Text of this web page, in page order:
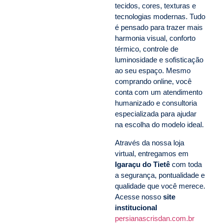
tecidos, cores, texturas e
tecnologias modernas. Tudo
é pensado para trazer mais
harmonia visual, conforto
térmico, controle de
luminosidade e sofisticação
ao seu espaço. Mesmo
comprando online, você
conta com um atendimento
humanizado e consultoria
especializada para ajudar
na escolha do modelo ideal.
Através da nossa loja
virtual, entregamos em
Igaraçu do Tietê com toda
a segurança, pontualidade e
qualidade que você merece.
Acesse nosso site
institucional
persianascrisdan.com.br